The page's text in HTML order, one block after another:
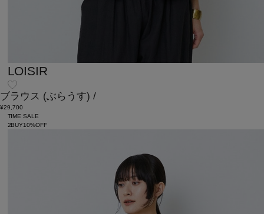
LOISIR
ブラウス (ぶらうす) /
¥29,700
TIME SALE
2BUY10%OFF